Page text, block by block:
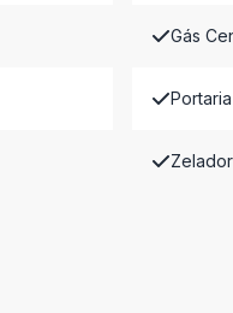
Gás
Portaria
Zelador